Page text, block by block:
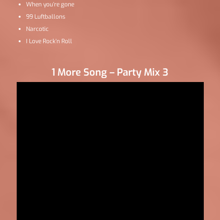
When you’re gone
99 Luftballons
Narcotic
I Love Rock’n Roll
1 More Song – Party Mix 3